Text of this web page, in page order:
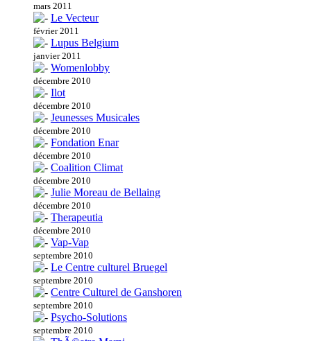
mars 2011
Le Vecteur
février 2011
Lupus Belgium
janvier 2011
Womenlobby
décembre 2010
Ilot
décembre 2010
Jeunesses Musicales
décembre 2010
Fondation Enar
décembre 2010
Coalition Climat
décembre 2010
Julie Moreau de Bellaing
décembre 2010
Therapeutia
décembre 2010
Vap-Vap
septembre 2010
Le Centre culturel Bruegel
septembre 2010
Centre Culturel de Ganshoren
septembre 2010
Psycho-Solutions
septembre 2010